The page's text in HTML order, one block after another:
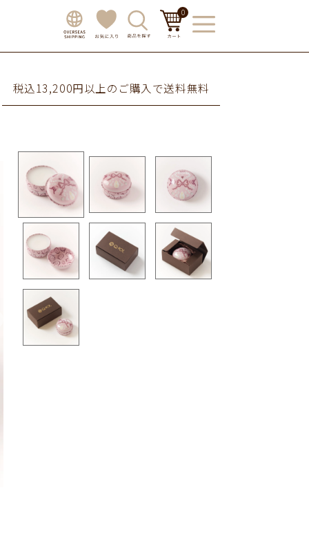
0
税込13,200円以上のご購入で送料無料